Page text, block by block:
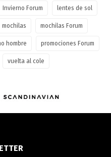
Invierno Forum lentes de sol
mochilas mochilas Forum
hombre promociones Forum
vuelta al cole